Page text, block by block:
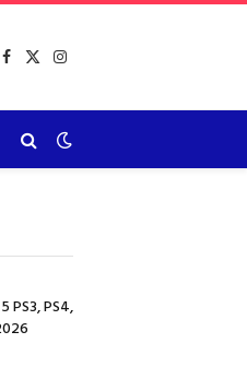
Facebook
X
Instagram
PS3, PS4,